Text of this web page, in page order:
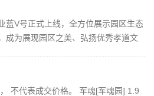
蓝V号正式上线，全方位展示园区生态
成为展现园区之美、弘扬优秀孝道文
不代表成交价格。 军魂[军魂园] 1.9